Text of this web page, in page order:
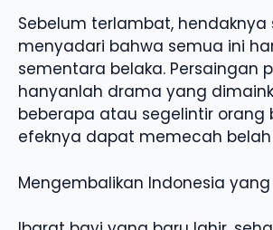
Sebelum terlambat, hendaknya
menyadari bahwa semua ini
sementara belaka. Persaingan
hanyanlah drama yang
beberapa atau segelintir orang
efeknya dapat memecah
Mengembalikan Indonesia